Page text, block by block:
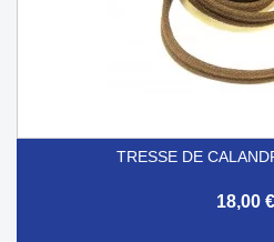
TRESSE DE
18,00 €